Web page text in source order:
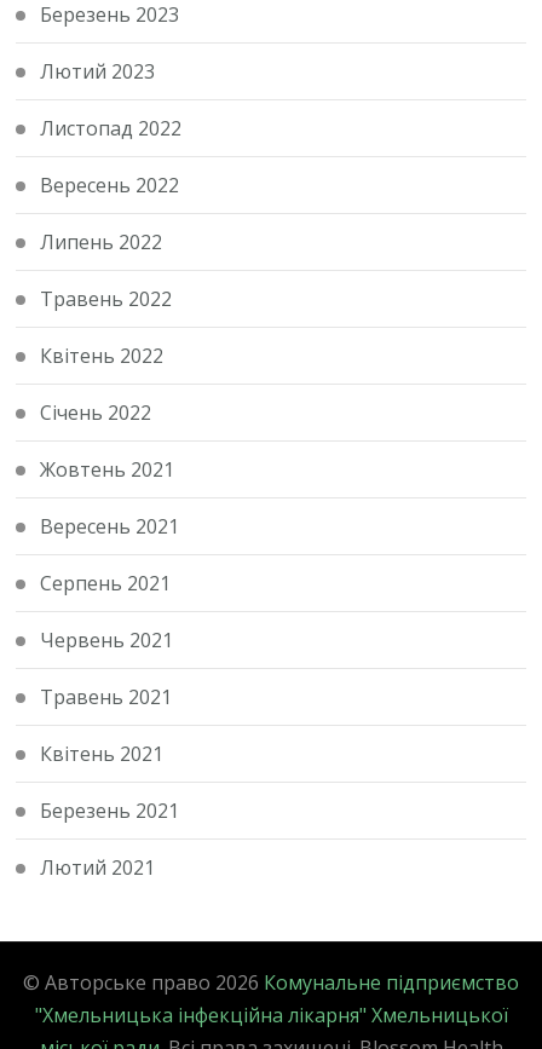
Березень 2023
Лютий 2023
Листопад 2022
Вересень 2022
Липень 2022
Травень 2022
Квітень 2022
Січень 2022
Жовтень 2021
Вересень 2021
Серпень 2021
Червень 2021
Травень 2021
Квітень 2021
Березень 2021
Лютий 2021
© Авторське право 2026 Комунальне підприємство
"Хмельницька інфекційна лікарня" Хмельницької